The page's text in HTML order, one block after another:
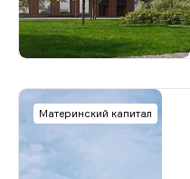
Материнский капитал